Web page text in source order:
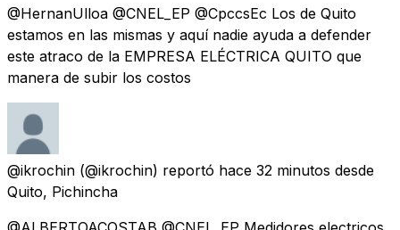
@HernanUlloa @CNEL_EP @CpccsEc Los de Quito
estamos en las mismas y aquí nadie ayuda a defender
este atraco de la EMPRESA ELÉCTRICA QUITO que
manera de subir los costos
@ikrochin (@ikrochin) reportó hace 32 minutos desde
Quito, Pichincha